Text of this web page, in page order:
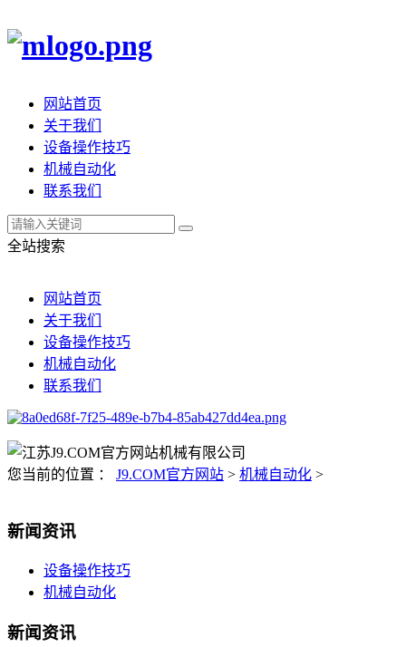
网站首页
关于我们
设备操作技巧
机械自动化
联系我们
全站搜索
网站首页
关于我们
设备操作技巧
机械自动化
联系我们
您当前的位置 ： J9.COM官方网站 > 机械自动化 >
新闻资讯
设备操作技巧
机械自动化
新闻资讯